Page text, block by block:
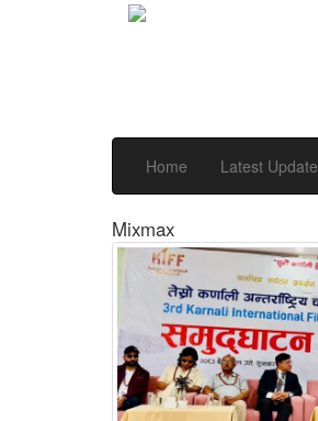
Home Latest Update
Mixmax